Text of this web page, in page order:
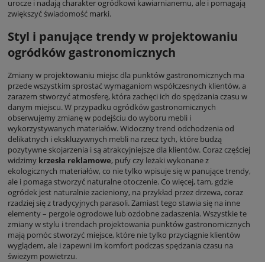
urocze i nadają charakter ogródkowi kawiarnianemu, ale i pomagają
zwiększyć świadomość marki.
Styl i panujące trendy w projektowaniu
ogródków gastronomicznych
Zmiany w projektowaniu miejsc dla punktów gastronomicznych ma
przede wszystkim sprostać wymaganiom współczesnych klientów, a
zarazem stworzyć atmosferę, która zachęci ich do spędzania czasu w
danym miejscu. W przypadku ogródków gastronomicznych
obserwujemy zmianę w podejściu do wyboru mebli i
wykorzystywanych materiałów. Widoczny trend odchodzenia od
delikatnych i ekskluzywnych mebli na rzecz tych, które budzą
pozytywne skojarzenia i są atrakcyjniejsze dla klientów. Coraz częściej
widzimy krzesła reklamowe, pufy czy leżaki wykonane z
ekologicznych materiałów, co nie tylko wpisuje się w panujące trendy,
ale i pomaga stworzyć naturalne otoczenie. Co więcej, tam, gdzie
ogródek jest naturalnie zacieniony, na przykład przez drzewa, coraz
rzadziej się z tradycyjnych parasoli. Zamiast tego stawia się na inne
elementy – pergole ogrodowe lub ozdobne zadaszenia. Wszystkie te
zmiany w stylu i trendach projektowania punktów gastronomicznych
mają pomóc stworzyć miejsce, które nie tylko przyciągnie klientów
wyglądem, ale i zapewni im komfort podczas spędzania czasu na
świeżym powietrzu.